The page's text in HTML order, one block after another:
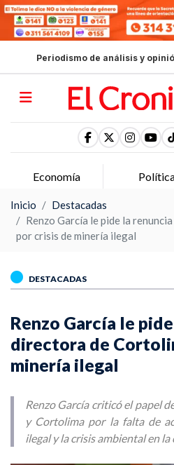
Periodismo de análisis y
Economía
Inicio
Destacadas
Renzo García le pide la
por crisis de minería ilegal
DESTACADAS
Renzo García le
directora de
minería ilegal
Renzo García criticó el papel
y Cortolima por la falta de
ilegal y la crisis ambiental en la